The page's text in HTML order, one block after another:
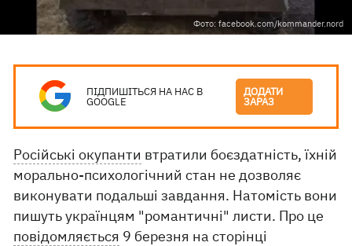
Фото: facebook.com/kommander.nord
ПІДПИШІТЬСЯ НА НАС В
GOOGLE
ДОДАТИ
ЗАРАЗ
Російські окупанти втратили боєздатність, їхній
морально-психологічний стан не дозволяє
виконувати подальші завдання. Натомість вони
пишуть українцям "романтичні" листи. Про це
повідомляється 9 березня на сторінці